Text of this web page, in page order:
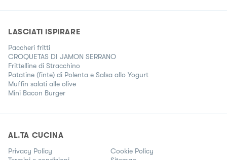
posso rilassarmi e connettermi con me stessa.
LASCIATI ISPIRARE
Paccheri fritti
CROQUETAS DI JAMON SERRANO
Frittelline di Stracchino
Patatine (finte) di Polenta e Salsa allo Yogurt
Muffin salati alle olive
Mini Bacon Burger
AL.TA CUCINA
Privacy Policy
Cookie Policy